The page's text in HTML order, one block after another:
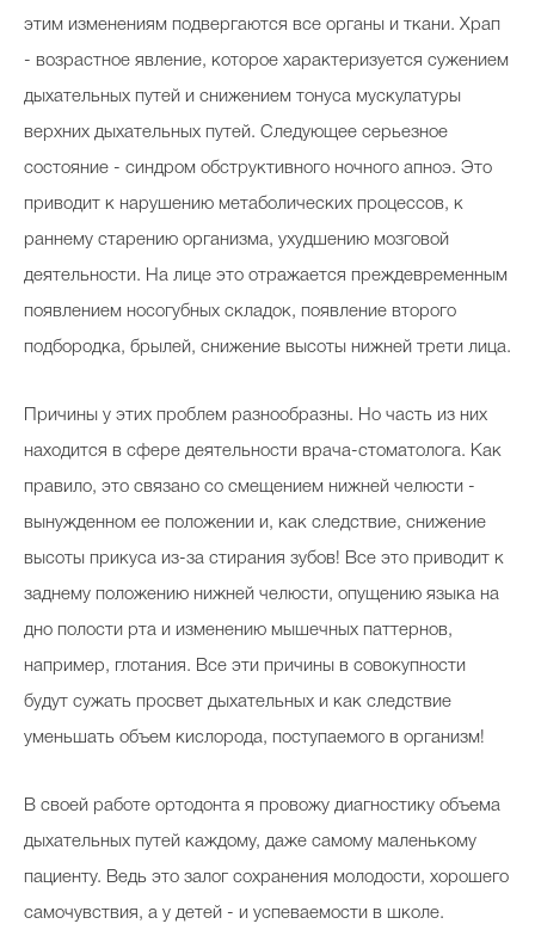
этим изменениям подвергаются все органы и ткани. Храп
- возрастное явление, которое характеризуется сужением
дыхательных путей и снижением тонуса мускулатуры
верхних дыхательных путей. Следующее серьезное
состояние - синдром обструктивного ночного апноэ. Это
приводит к нарушению метаболических процессов, к
раннему старению организма, ухудшению мозговой
деятельности. На лице это отражается преждевременным
появлением носогубных складок, появление второго
подбородка, брылей, снижение высоты нижней трети лица.
Причины у этих проблем разнообразны. Но часть из них
находится в сфере деятельности врача-стоматолога. Как
правило, это связано со смещением нижней челюсти -
вынужденном ее положении и, как следствие, снижение
высоты прикуса из-за стирания зубов! Все это приводит к
заднему положению нижней челюсти, опущению языка на
дно полости рта и изменению мышечных паттернов,
например, глотания. Все эти причины в совокупности
будут сужать просвет дыхательных и как следствие
уменьшать объем кислорода, поступаемого в организм!
В своей работе ортодонта я провожу диагностику объема
дыхательных путей каждому, даже самому маленькому
пациенту. Ведь это залог сохранения молодости, хорошего
самочувствия, а у детей - и успеваемости в школе.